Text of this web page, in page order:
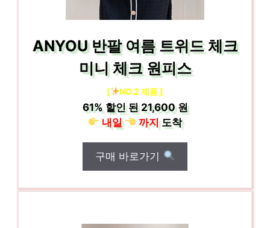
ANYOU 반팔 여름 트위드 체크
미니 체크 원피스
[ NO.2 제품 ]
61%할인 된21,600 원
내일
까지도착
구매 바로가기